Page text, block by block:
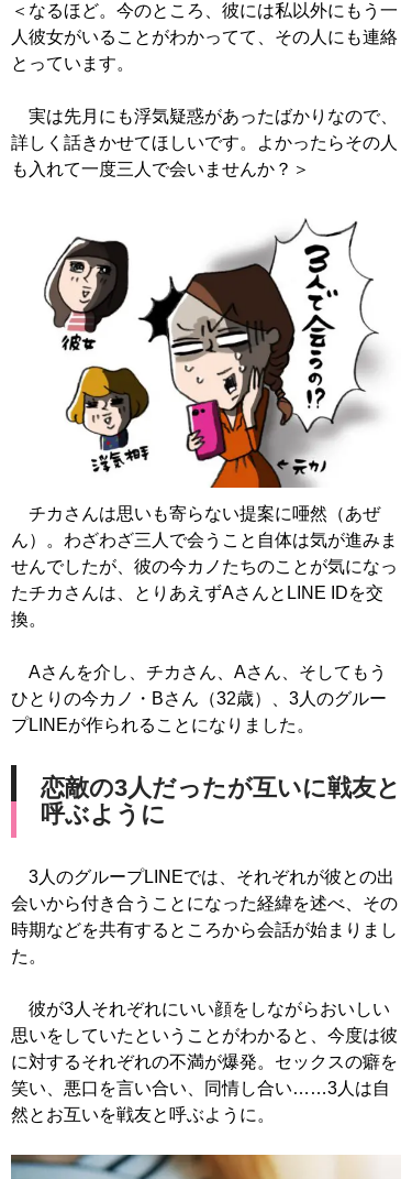
＜なるほど。今のところ、彼には私以外にもう一
人彼女がいることがわかってて、その人にも連絡
とっています。
実は先月にも浮気疑惑があったばかりなので、
詳しく話きかせてほしいです。よかったらその人
も入れて一度三人で会いませんか？＞
チカさんは思いも寄らない提案に唖然（あぜ
ん）。わざわざ三人で会うこと自体は気が進みま
せんでしたが、彼の今カノたちのことが気になっ
たチカさんは、とりあえずAさんとLINE IDを交
換。
Aさんを介し、チカさん、Aさん、そしてもう
ひとりの今カノ・Bさん（32歳）、3人のグルー
プLINEが作られることになりました。
恋敵の3人だったが互いに戦友と
呼ぶように
3人のグループLINEでは、それぞれが彼との出
会いから付き合うことになった経緯を述べ、その
時期などを共有するところから会話が始まりまし
た。
彼が3人それぞれにいい顔をしながらおいしい
思いをしていたということがわかると、今度は彼
に対するそれぞれの不満が爆発。セックスの癖を
笑い、悪口を言い合い、同情し合い……3人は自
然とお互いを戦友と呼ぶように。